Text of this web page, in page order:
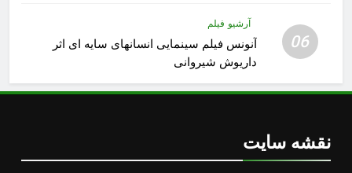
06
آرشیو فیلم
آنونس فیلم سینمایی انسانهای سایه ای اثر
داریوش شیروانی
نقشه سایت